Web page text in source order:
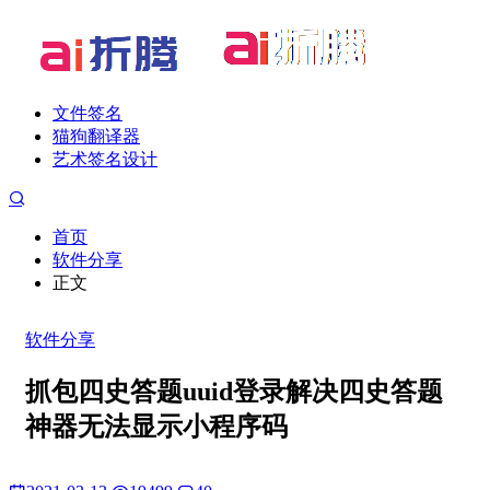
文件签名
猫狗翻译器
艺术签名设计
首页
软件分享
正文
软件分享
抓包四史答题uuid登录解决四史答题
神器无法显示小程序码